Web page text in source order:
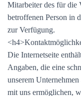
Mitarbeiter des für die
betroffenen Person in
zur Verfügung.
Die Internetseite
Angaben, die eine
unserem
mit uns ermöglichen,